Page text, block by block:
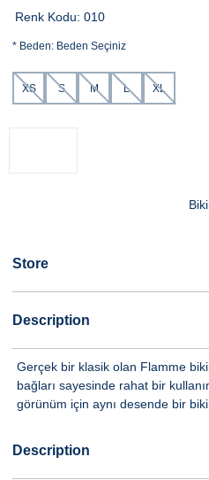
Renk Kodu: 010
* Beden: Beden Seçiniz
XS S M L XL
Store
Description
Gerçek bir klasik olan Flamme
bağları sayesinde rahat bir
görünüm için aynı desende bir
Description